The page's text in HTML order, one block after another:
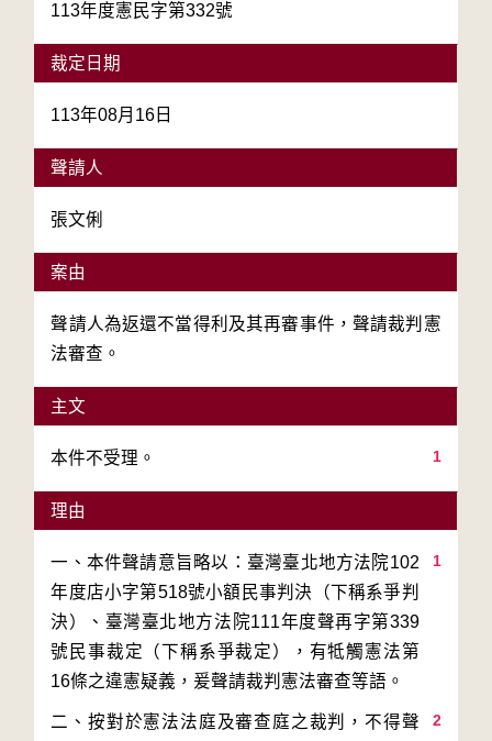
113年度憲民字第332號
裁定日期
113年08月16日
聲請人
張文俐
案由
聲請人為返還不當得利及其再審事件，聲請裁判憲
法審查。
主文
1
本件不受理。
理由
1
一、本件聲請意旨略以：臺灣臺北地方法院102
年度店小字第518號小額民事判決（下稱系爭判
決）、臺灣臺北地方法院111年度聲再字第339
號民事裁定（下稱系爭裁定），有牴觸憲法第
2
二、按對於憲法法庭及審查庭之裁判，不得聲